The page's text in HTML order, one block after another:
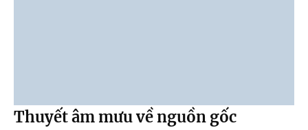
Thuyết âm mưu về nguồn gốc